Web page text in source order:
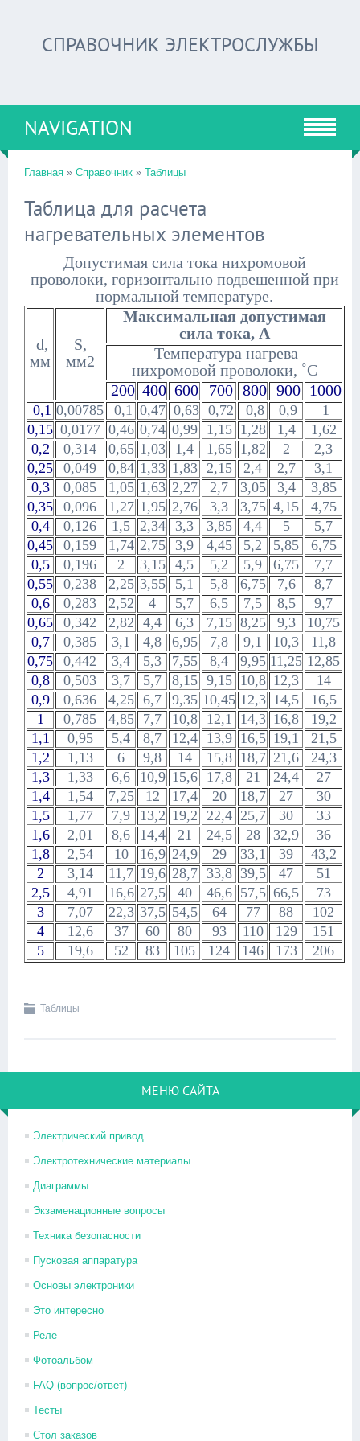
СПРАВОЧНИК ЭЛЕКТРОСЛУЖБЫ
NAVIGATION
Главная » Справочник » Таблицы
Таблица для расчета
нагревательных элементов
Допустимая сила тока нихромовой
проволоки, горизонтально подвешенной при
нормальной температуре.
d,
мм
S,
мм2
Максимальная допустимая
сила тока, А
Температура нагрева
нихромовой проволоки, ˚С
200 400 600 700 800 900 1000
0,1 0,00785 0,1 0,47 0,63 0,72 0,8 0,9
1
0,15 0,0177 0,46 0,74 0,99 1,15 1,28 1,4
1,62
0,2
0,314 0,65 1,03 1,4 1,65 1,82 2
2,3
0,25
0,049 0,84 1,33 1,83 2,15 2,4 2,7
3,1
0,3
0,085 1,05 1,63 2,27 2,7 3,05 3,4
3,85
0,35
0,096 1,27 1,95 2,76 3,3 3,75 4,15
4,75
0,4
0,126 1,5 2,34 3,3 3,85 4,4 5
5,7
0,45
0,159 1,74 2,75 3,9 4,45 5,2 5,85
6,75
0,5
0,196 2 3,15 4,5 5,2 5,9 6,75
7,7
0,55
0,238 2,25 3,55 5,1 5,8 6,75 7,6
8,7
0,6
0,283 2,52 4 5,7 6,5 7,5 8,5
9,7
0,65
0,342 2,82 4,4 6,3 7,15 8,25 9,3
10,75
0,7
0,385 3,1 4,8 6,95 7,8 9,1 10,3
11,8
0,75
0,442 3,4 5,3 7,55 8,4 9,95 11,25 12,85
0,8
0,503 3,7 5,7 8,15 9,15 10,8 12,3
14
0,9
0,636 4,25 6,7 9,35 10,45 12,3 14,5
16,5
1
0,785 4,85 7,7 10,8 12,1 14,3 16,8
19,2
1,1
0,95 5,4 8,7 12,4 13,9 16,5 19,1
21,5
1,2
1,13 6 9,8 14 15,8 18,7 21,6
24,3
1,3
1,33 6,6 10,9 15,6 17,8 21 24,4
27
1,4
1,54 7,25 12 17,4 20 18,7 27
30
1,5
1,77 7,9 13,2 19,2 22,4 25,7 30
33
1,6
2,01 8,6 14,4 21 24,5 28 32,9
36
1,8
2,54 10 16,9 24,9 29 33,1 39
43,2
2
3,14 11,7 19,6 28,7 33,8 39,5 47
51
2,5
4,91 16,6 27,5 40 46,6 57,5 66,5
73
3
7,07 22,3 37,5 54,5 64 77 88
102
4
12,6 37 60 80 93 110 129
151
5
19,6 52 83 105 124 146 173 206
Таблицы
МЕНЮ САЙТА
Электрический привод
Электротехнические материалы
Диаграммы
Экзаменационные вопросы
Техника безопасности
Пусковая аппаратура
Основы электроники
Это интересно
Реле
Фотоальбом
FAQ (вопрос/ответ)
Тесты
Стол заказов